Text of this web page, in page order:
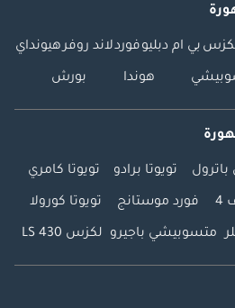
بي ام دبليوفوردلاند روفرهيونداي
هوندا بورش
تويوتا برادو تويوتا كامري
4 فورد موستانج تويوتا كورولا
متسوبيشي باجيرو لكزس LS 430